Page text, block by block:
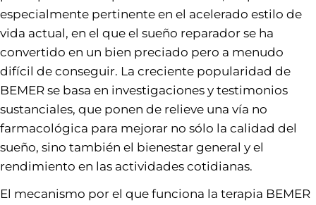
especialmente pertinente en el acelerado estilo de
vida actual, en el que el sueño reparador se ha
convertido en un bien preciado pero a menudo
difícil de conseguir. La creciente popularidad de
BEMER se basa en investigaciones y testimonios
sustanciales, que ponen de relieve una vía no
farmacológica para mejorar no sólo la calidad del
sueño, sino también el bienestar general y el
rendimiento en las actividades cotidianas.
El mecanismo por el que funciona la terapia BEMER